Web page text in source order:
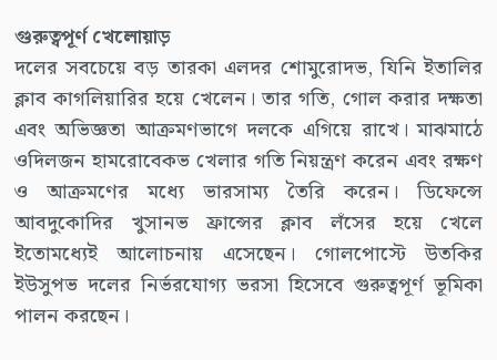
গুরুত্বপূর্ণ খেলোয়াড়
দলের সবচেয়ে বড় তারকা এলদর শোমুরোদভ, যিনি ইতালির
ক্লাব কাগলিয়ারির হয়ে খেলেন। তার গতি, গোল করার দক্ষতা
এবং অভিজ্ঞতা আক্রমণভাগে দলকে এগিয়ে রাখে। মাঝমাঠে
ওদিলজন হামরোবেকভ খেলার গতি নিয়ন্ত্রণ করেন এবং রক্ষণ
ও আক্রমণের মধ্যে ভারসাম্য তৈরি করেন। ডিফেন্সে
আবদুকোদির খুসানভ ফ্রান্সের ক্লাব লঁসের হয়ে খেলে
ইতোমধ্যেই আলোচনায় এসেছেন। গোলপোস্টে উতকির
ইউসুপভ দলের নির্ভরযোগ্য ভরসা হিসেবে গুরুত্বপূর্ণ ভূমিকা
পালন করছেন।